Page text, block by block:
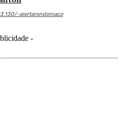
~alertarondoniaco
-